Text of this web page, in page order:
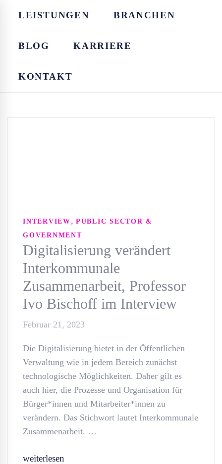
LEISTUNGEN BRANCHEN
BLOG KARRIERE
KONTAKT
INTERVIEW , PUBLIC SECTOR &
GOVERNMENT
Digitalisierung verändert
Interkommunale
Zusammenarbeit, Professor
Ivo Bischoff im Interview
Februar 21, 2023
Die Digitalisierung bietet in der Öffentlichen
Verwaltung wie in jedem Bereich zunächst
technologische Möglichkeiten. Daher gilt es
auch hier, die Prozesse und Organisation für
Bürger*innen und Mitarbeiter*innen zu
verändern. Das Stichwort lautet Interkommunale
Zusammenarbeit. …
weiterlesen